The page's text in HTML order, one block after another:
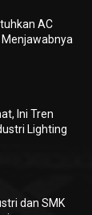
AC
Ini Tren
Lighting
dan SMK